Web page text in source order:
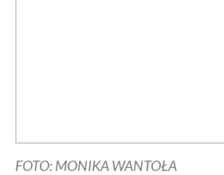
FOTO: MONIKA WANTOŁA